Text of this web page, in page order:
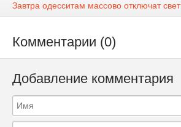
Завтра одесситам массово отключат свет
Комментарии (0)
Добавление комментария